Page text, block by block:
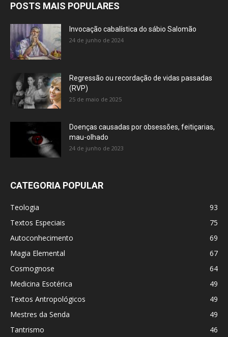
POSTS MAIS POPULARES
Invocação cabalística do sábio Salomão
24 de junho de 2024
Regressão ou recordação de vidas passadas
(RVP)
25 de maio de 2025
Doenças causadas por obsessões, feitiçarias,
mau-olhado
24 de junho de 2023
CATEGORIA POPULAR
Teologia
93
Textos Especiais
75
Autoconhecimento
69
Magia Elemental
67
Cosmognose
64
Medicina Esotérica
49
Textos Antropológicos
49
Mestres da Senda
49
Tantrismo
46